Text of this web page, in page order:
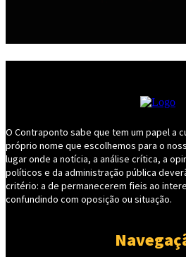
O Contraponto sabe que tem um papel a
próprio nome que escolhemos para o
lugar onde a notícia, a análise crítica, a
políticos e da administração pública
critério: a de permanecerem fieis ao
confundindo com oposição ou situação.